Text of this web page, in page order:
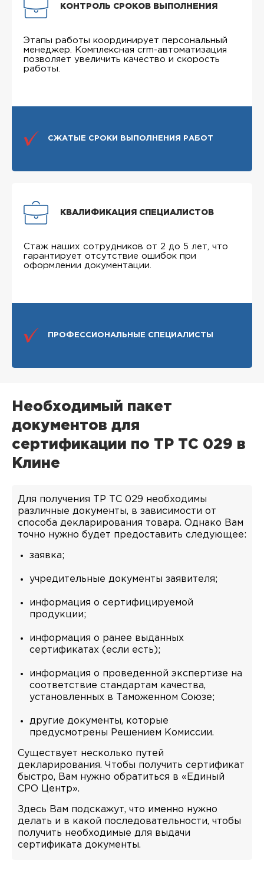
КОНТРОЛЬ СРОКОВ ВЫПОЛНЕНИЯ
Этапы работы координирует персональный
менеджер. Комплексная crm-автоматизация
позволяет увеличить качество и скорость
работы.
СЖАТЫЕ СРОКИ ВЫПОЛНЕНИЯ РАБОТ
КВАЛИФИКАЦИЯ СПЕЦИАЛИСТОВ
Стаж наших сотрудников от 2 до 5 лет, что
гарантирует отсутствие ошибок при
оформлении документации.
ПРОФЕССИОНАЛЬНЫЕ СПЕЦИАЛИСТЫ
Необходимый пакет
документов для
сертификации по ТР ТС 029 в
Клине
Для получения ТР ТС 029 необходимы
различные документы, в зависимости от
способа декларирования товара. Однако Вам
точно нужно будет предоставить следующее:
заявка;
учредительные документы заявителя;
информация о сертифицируемой
продукции;
информация о ранее выданных
сертификатах (если есть);
информация о проведенной экспертизе на
соответствие стандартам качества,
установленных в Таможенном Союзе;
другие документы, которые
предусмотрены Решением Комиссии.
Существует несколько путей
декларирования. Чтобы получить сертификат
быстро, Вам нужно обратиться в «Единый
СРО Центр».
Здесь Вам подскажут, что именно нужно
делать и в какой последовательности, чтобы
получить необходимые для выдачи
сертификата документы.